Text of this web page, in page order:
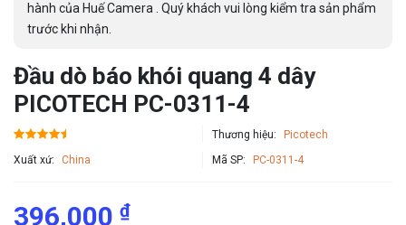
hành của Huế Camera . Quý khách vui lòng kiểm tra sản phẩm
trước khi nhận.
Đầu dò báo khói quang 4 dây
PICOTECH PC-0311-4
Thương hiệu: Picotech
Xuất xứ: China Mã SP: PC-0311-4
396,000 ₫